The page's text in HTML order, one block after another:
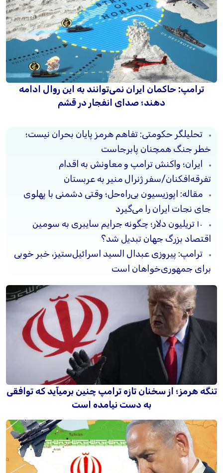
ترامپ: حاکمان ایران نمی‌توانند به این روال ادامه
دهند؛ صدای انفجار در قشم
تحلیلگر حکومتی: تفاهم هرمز پایان بحران نیست؛
خطر جنگ همچنان پابرجاست
ایران؛ واکنش ترامپ و معاونش به اقدام
تفرقه‌افکنان/سفر ژنرال منیر به عربستان
مقاله: اپوزیسیون بی‌راه‌حل؛ وقتی دشمنی با پهلوی
جای نجات ایران را می‌گیرد
۱۰ تریلیون دلار؛ چگونه جرایم سایبری به سومین
اقتصاد بزرگ جهان تبدیل شد؟
ترامپ: پیروزی عبدال السید اسرائیل‌ستیز، خبر خوبی
برای جمهوری‌خواهان است
تنگه هرمز؛ از سخنان تازه ترامپ چنین برمیآید که توافقی
به دست نیامده است